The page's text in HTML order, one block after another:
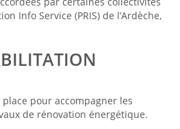
Info Service (PRIS) de l’Ardèche,
pour accompagner les
de rénovation énergétique.